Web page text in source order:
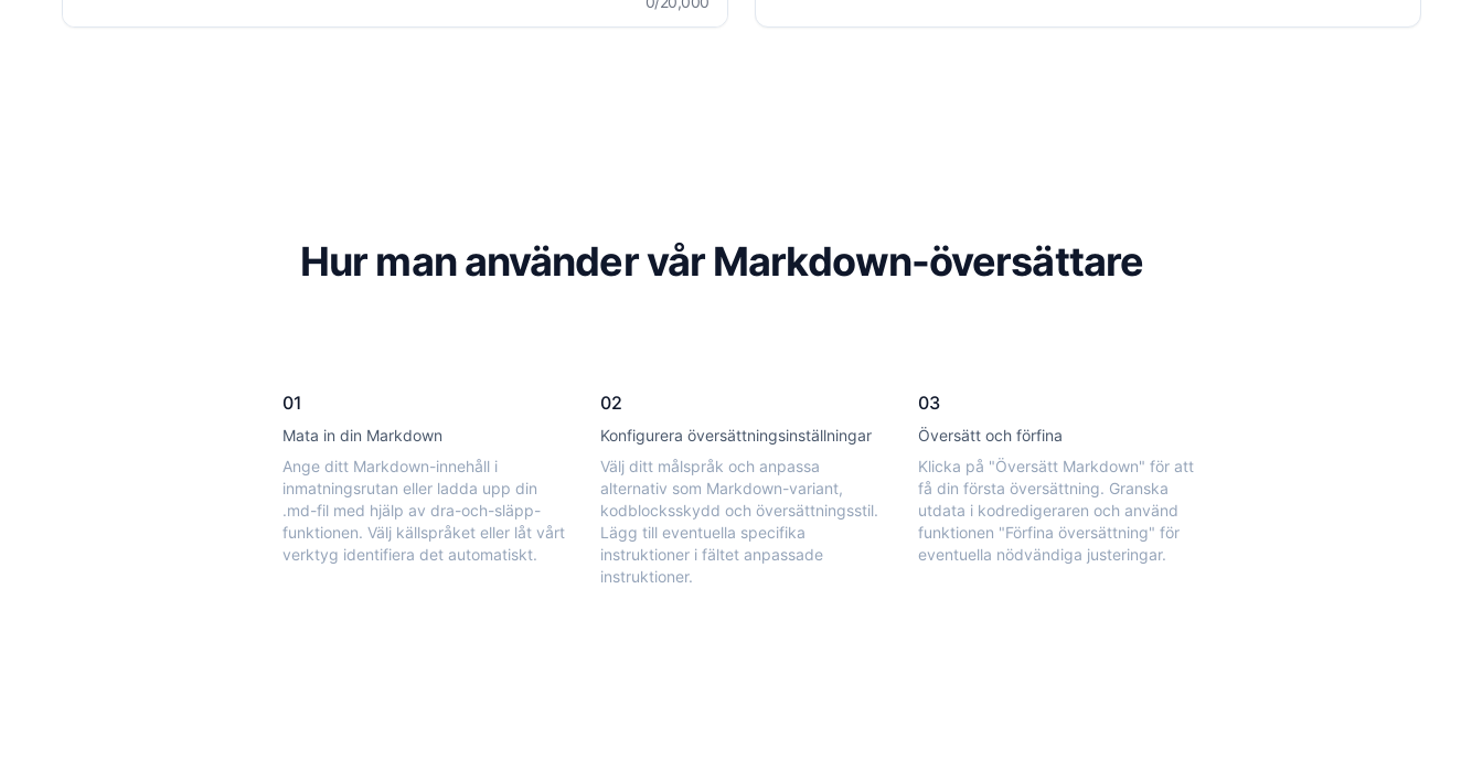
Hur man använder vår Markdown-översättare
01
Mata in din Markdown
Ange ditt Markdown-innehåll i
inmatningsrutan eller ladda upp din
.md-fil med hjälp av dra-och-släpp-
funktionen. Välj källspråket eller låt vårt
verktyg identifiera det automatiskt.
02
Konfigurera översättningsinställningar
Välj ditt målspråk och anpassa
alternativ som Markdown-variant,
kodblocksskydd och översättningsstil.
Lägg till eventuella specifika
instruktioner i fältet anpassade
instruktioner.
03
Översätt och förfina
Klicka på "Översätt Markdown" för att
få din första översättning. Granska
utdata i kodredigeraren och använd
funktionen "Förfina översättning" för
eventuella nödvändiga justeringar.